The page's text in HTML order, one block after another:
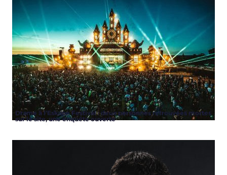
Drame à l’Eskape Festival : deux personnes retrouvées mortes
sur le site, une enquête ouverte